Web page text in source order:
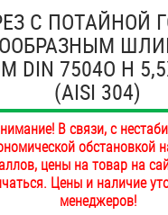
крепёж
С ПОТАЙНОЙ
DIN 7504O H
(AISI 304)
В связи, с
обстановкой
цены на товар на
Цены и наличие
менеджеров!